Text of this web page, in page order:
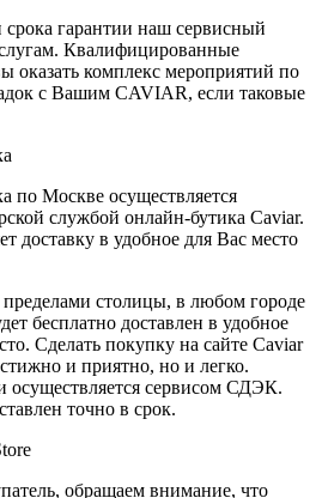
гарантии наш сервисный
Квалифицированные
оказать комплекс мероприятий по
с Вашим CAVIAR, если таковые
по Москве осуществляется
службой онлайн-бутика Caviar.
доставку в удобное для Вас место
столицы, в любом городе
бесплатно доставлен в удобное
Сделать покупку на сайте Caviar
и приятно, но и легко.
осуществляется сервисом СДЭК.
точно в срок.
обращаем внимание, что